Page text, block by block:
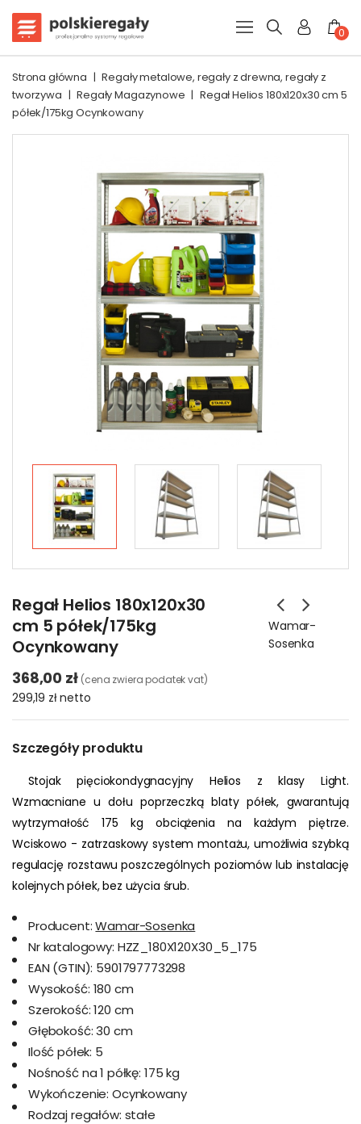
0
Strona główna | Regały metalowe, regały z drewna, regały z
tworzywa | Regały Magazynowe | Regał Helios 180x120x30 cm 5
półek/175kg Ocynkowany
Regał Helios 180x120x30
cm 5 półek/175kg
Ocynkowany
Wamar-
Sosenka
368,00 zł (cena zwiera podatek vat)
299,19 złnetto
Szczegóły produktu
Wzmacniane u dołu poprzeczką blaty półek, gwarantują
wytrzymałość 175 kg obciążenia na każdym piętrze.
Wciskowo - zatrzaskowy system montażu, umożliwia szybką
regulację rozstawu poszczególnych poziomów lub instalację
kolejnych półek, bez użycia śrub.
Producent: Wamar-Sosenka
Nr katalogowy: HZZ_180X120X30_5_175
EAN (GTIN): 5901797773298
Wysokość: 180 cm
Szerokość: 120 cm
Głębokość: 30 cm
Ilość półek: 5
Nośność na 1 półkę: 175 kg
Wykończenie: Ocynkowany
Rodzaj regałów: stałe